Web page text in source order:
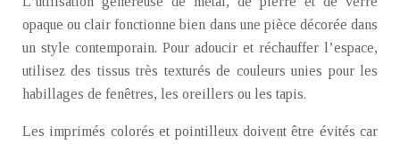
opaque ou clair fonctionne bien dans une pièce décorée dans
un style contemporain. Pour adoucir et réchauffer l’espace,
utilisez des tissus très texturés de couleurs unies pour les
habillages de fenêtres, les oreillers ou les tapis.
Les imprimés colorés et pointilleux doivent être évités car